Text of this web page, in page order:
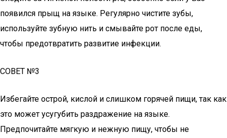
появился прыщ на языке. Регулярно чистите зубы,
используйте зубную нить и смывайте рот после еды,
чтобы предотвратить развитие инфекции.
СОВЕТ №3
Избегайте острой, кислой и слишком горячей пищи, так как
это может усугубить раздражение на языке.
Предпочитайте мягкую и нежную пищу, чтобы не